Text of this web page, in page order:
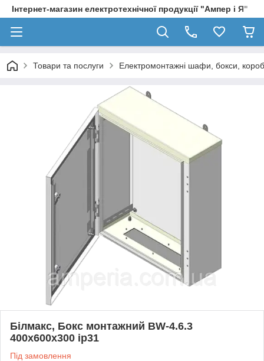
Інтернет-магазин електротехнічної продукції "Ампер і Я"
Товари та послуги Електромонтажні шафи, бокси,
Білмакс, Бокс монтажний BW-4.6.3
400х600х300 ip31
Під замовлення